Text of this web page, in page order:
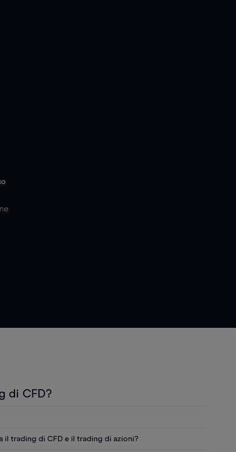
di CFD?
di prezzo delle attività finanziarie sottostanti
il trading di CFD e il trading di azioni?